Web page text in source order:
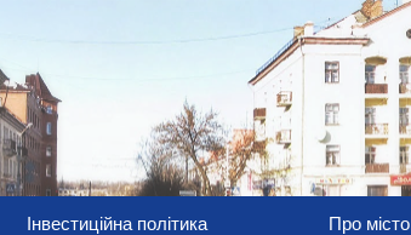
Інвестиційна політика Про місто